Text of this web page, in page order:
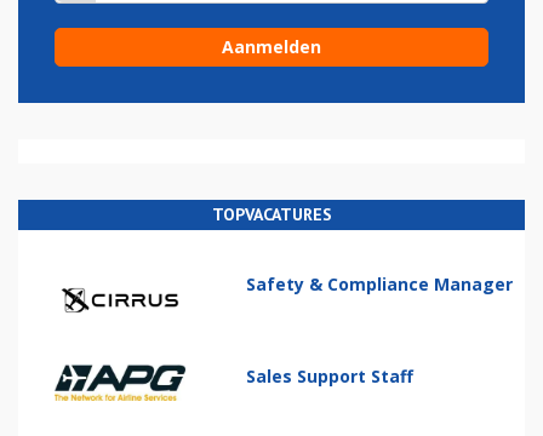
TOPVACATURES
Safety & Compliance Manager
Sales Support Staff